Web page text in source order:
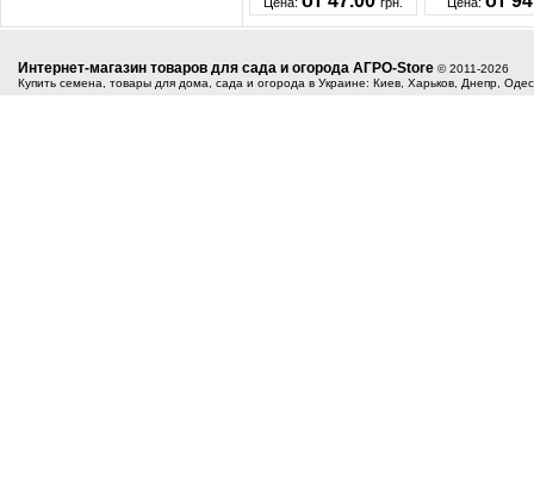
Интернет-магазин товаров для сада и огорода АГРО-Store © 2011-2026
Купить семена, товары для дома, сада и огорода в Украине: Киев, Харьков, Днепр,